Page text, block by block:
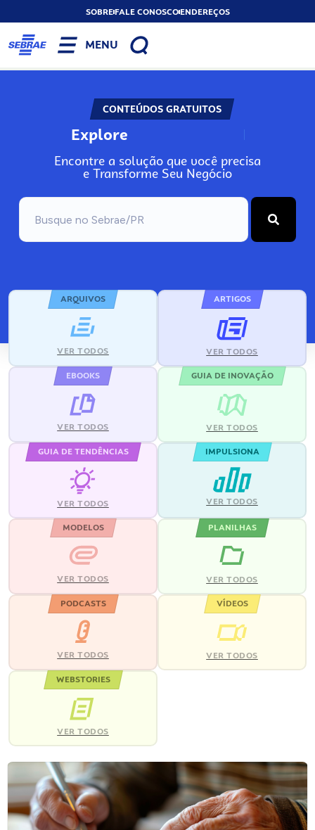
SOBREFALE CONOSCOENDEREÇOS
MENU
CONTEÚDOS GRATUITOS
Explore N
Encontre a solução que você precisa
e Transforme Seu Negócio
ARQUIVOS
VER TODOS
ARTIGOS
VER TODOS
EBOOKS
VER TODOS
GUIA DE INOVAÇÃO
VER TODOS
GUIA DE TENDÊNCIAS
VER TODOS
IMPULSIONA
VER TODOS
MODELOS
VER TODOS
PLANILHAS
VER TODOS
PODCASTS
VER TODOS
VÍDEOS
VER TODOS
WEBSTORIES
VER TODOS